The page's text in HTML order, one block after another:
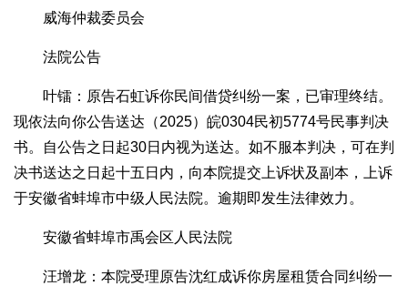
威海仲裁委员会
法院公告
叶镭：原告石虹诉你民间借贷纠纷一案，已审理终结。
现依法向你公告送达（2025）皖0304民初5774号民事判决
书。自公告之日起30日内视为送达。如不服本判决，可在判
决书送达之日起十五日内，向本院提交上诉状及副本，上诉
于安徽省蚌埠市中级人民法院。逾期即发生法律效力。
安徽省蚌埠市禹会区人民法院
汪增龙：本院受理原告沈红成诉你房屋租赁合同纠纷一